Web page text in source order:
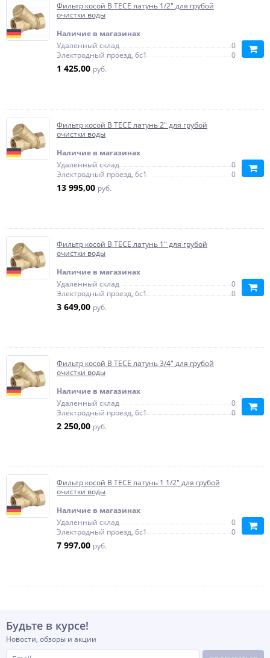
Фильтр косой В TECE латунь 1/2" для грубой
очистки воды
Наличие в магазинах
Удаленный склад
0
Электродный проезд, 6с1
0
1 425,00 руб.
Фильтр косой В TECE латунь 2" для грубой
очистки воды
Наличие в магазинах
Удаленный склад
0
Электродный проезд, 6с1
0
13 995,00 руб.
Фильтр косой В TECE латунь 1" для грубой
очистки воды
Наличие в магазинах
Удаленный склад
0
Электродный проезд, 6с1
0
3 649,00 руб.
Фильтр косой В TECE латунь 3/4" для грубой
очистки воды
Наличие в магазинах
Удаленный склад
0
Электродный проезд, 6с1
0
2 250,00 руб.
Фильтр косой В TECE латунь 1 1/2" для грубой
очистки воды
Наличие в магазинах
Удаленный склад
0
Электродный проезд, 6с1
0
7 997,00 руб.
Будьте в курсе!
Новости, обзоры и акции